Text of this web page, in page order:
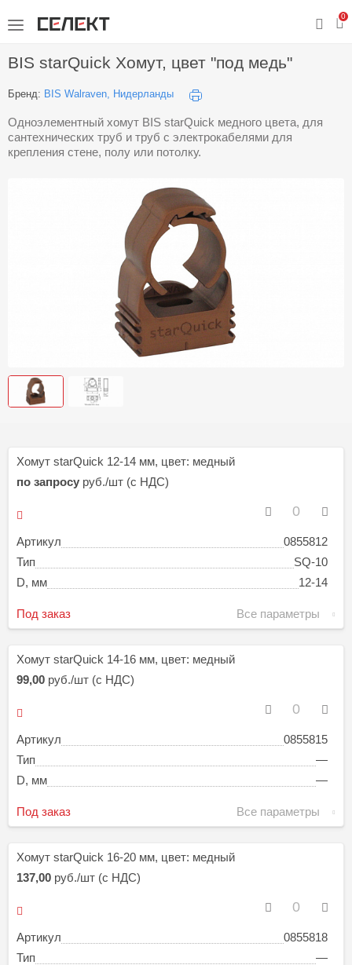
0
BIS starQuick Хомут, цвет "под медь"
Бренд: BIS Walraven, Нидерланды
Одноэлементный хомут BIS starQuick медного цвета, для
сантехнических труб и труб с электрокабелями для
крепления стене, полу или потолку.
Хомут starQuick 12-14 мм, цвет: медный
Артикул
0855812
Тип
SQ-10
D, мм
12-14
по запросу руб./шт (с НДС)
Под заказ Все параметры
Хомут starQuick 14-16 мм, цвет: медный
Артикул
0855815
Тип
—
D, мм
—
99,00 руб./шт (с НДС)
Под заказ Все параметры
Хомут starQuick 16-20 мм, цвет: медный
Артикул
0855818
Тип
—
137,00 руб./шт (с НДС)